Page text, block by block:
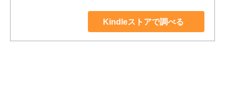
Kindleストアで調べる